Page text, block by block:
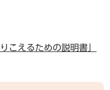
こえるための説明書」